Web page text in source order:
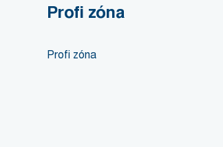
Profi zóna
Profi zóna